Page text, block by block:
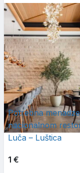
Potrebna
nacionalnom
Luča – Luštica
1 €